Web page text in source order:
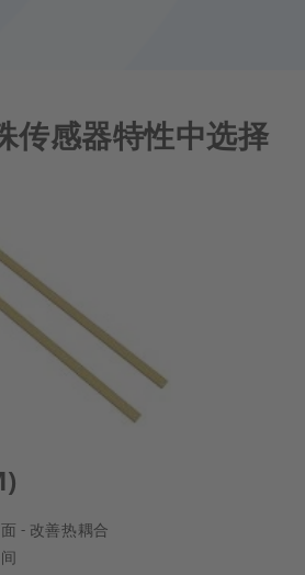
传感器特性中选择
- 改善热耦合